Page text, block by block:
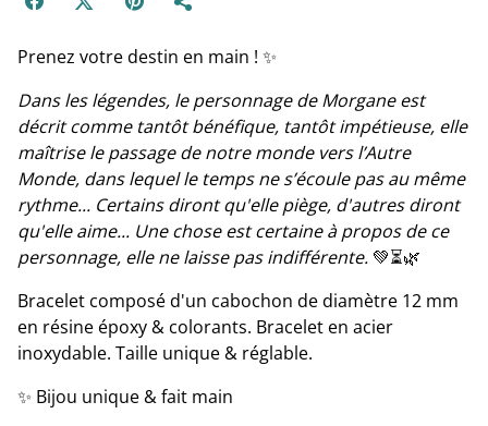
Prenez votre destin en main ! ✨
Dans les légendes, le personnage de Morgane est
décrit comme tantôt bénéfique, tantôt impétieuse, elle
maîtrise le passage de notre monde vers l’Autre
Monde, dans lequel le temps ne s’écoule pas au même
rythme... Certains diront qu'elle piège, d'autres diront
qu'elle aime... Une chose est certaine à propos de ce
personnage, elle ne laisse pas indifférente. 💚⏳🌿
Bracelet composé d'un cabochon de diamètre 12 mm
en résine époxy & colorants. Bracelet en acier
inoxydable. Taille unique & réglable.
✨ Bijou unique & fait main